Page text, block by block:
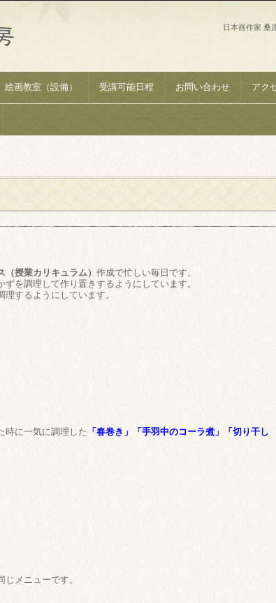
日本画作家 桑
絵画教室（設備） 受講可能日程 お問い合わせ アク
授業カリキュラム） 作成で忙しい毎日です。
を調理して作り置きするようにしています。
するようにしています。
時に一気に調理した 「春巻き」「手羽中のコーラ煮」「切り干し
じメニューです。